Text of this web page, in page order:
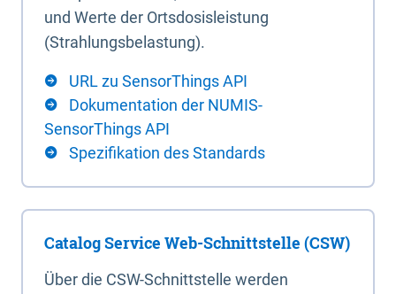
und Werte der Ortsdosisleistung
(Strahlungsbelastung).
URL zu SensorThings API
Dokumentation der NUMIS-
SensorThings API
Spezifikation des Standards
Catalog Service Web-Schnittstelle (CSW)
Über die CSW-Schnittstelle werden